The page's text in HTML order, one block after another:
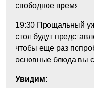
свободное время
19:30 Прощальный
стол будут
чтобы еще раз
основные блюда вы
Увидим: